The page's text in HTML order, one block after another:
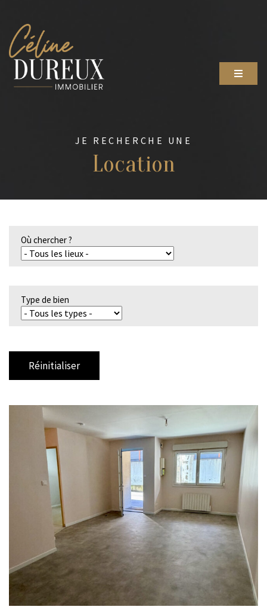
JE RECHERCHE UNE
Location
Où chercher ?
Type de bien